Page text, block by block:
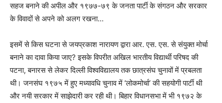
सहज बनाने की अपील और १९७७-७९ के जनता पार्टी के संगठन और सरकार
के विवादों से अपने को अलग रखना…
इसमें से किस घटना से जयप्रकाश नारायण द्वारा आर. एस. एस. से संयुक्त मोर्चा
बनाने का दावा किया जाए? इसके विपरीत अखिल भारतीय विद्यार्थी परिषद की
पटना, बनारस से लेकर दिल्ली विश्वविद्यालय तक छात्रसंघ चुनावों में प्रबलता
थी। जनसंघ १९७५ में हुए मध्यावधि चुनाव में ‘लोकमोर्चा’ की सहयोगी पार्टी थी
और नयी सरकार में साझेदारी कर रही थी। बिहार विधानसभा में भी १९७२ के